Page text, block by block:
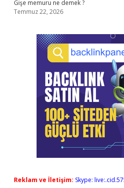
Gişe memuru ne demek ?
Temmuz 22, 2026
Reklam ve İletişim: Skype: